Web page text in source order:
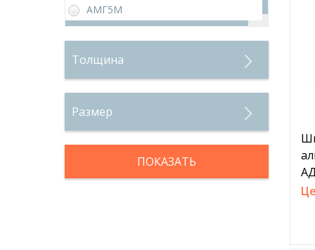
Медный пруток
Медная лента
Круг медный
Медная проволока
Аноды медные
Медная лигатура и катоды
НЕРЖАВЕЙКА
АМГ5М
Толщина
Размер
ПОКАЗАТЬ